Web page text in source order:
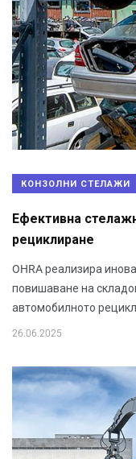
КОНЗОЛНИ СТЕЛАЖИ
Ефективна
рециклиране
OHRA реализира
повишаване на
автомобилното
26.06.2025